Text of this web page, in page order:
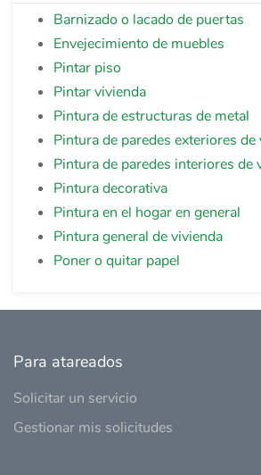
Barnizado o lacado de puertas
Envejecimiento de muebles
Pintar piso
Pintar vivienda
Pintura de estructuras de metal
Pintura de paredes exteriores de
Pintura de paredes interiores de
Pintura decorativa
Pintura en el hogar en general
Pintura general de vivienda
Poner o quitar papel
Para atareados
Solicitar un servicio
Gestionar mis solicitudes